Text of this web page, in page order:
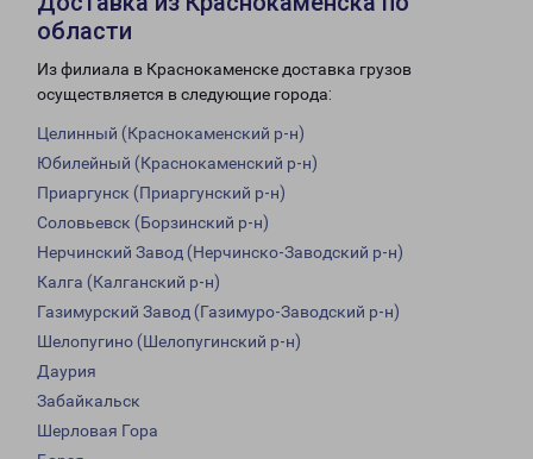
области
Из филиала в Краснокаменске доставка грузов
осуществляется в следующие города:
Целинный (Краснокаменский р-н)
Юбилейный (Краснокаменский р-н)
Приаргунск (Приаргунский р-н)
Соловьевск (Борзинский р-н)
Нерчинский Завод (Нерчинско-Заводский р-н)
Калга (Калганский р-н)
Газимурский Завод (Газимуро-Заводский р-н)
Шелопугино (Шелопугинский р-н)
Даурия
Забайкальск
Шерловая Гора